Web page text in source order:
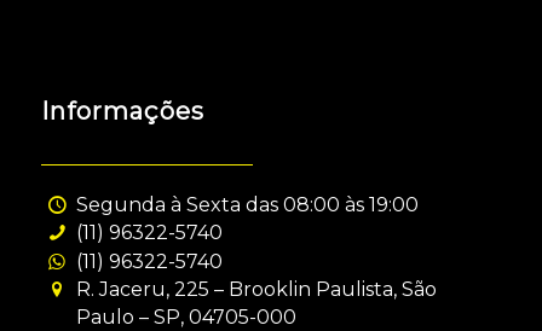
Informações
Segunda à Sexta das 08:00 às 19:00
(11) 96322-5740
(11) 96322-5740
R. Jaceru, 225 – Brooklin Paulista, São
Paulo – SP, 04705-000